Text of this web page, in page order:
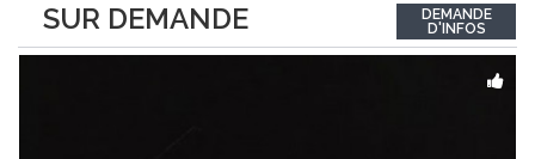
SUR DEMANDE
comprises two bedrooms, each with its own bathroom,
guaranteeing comfort and privacy. Private...
DEMANDE
D'INFOS